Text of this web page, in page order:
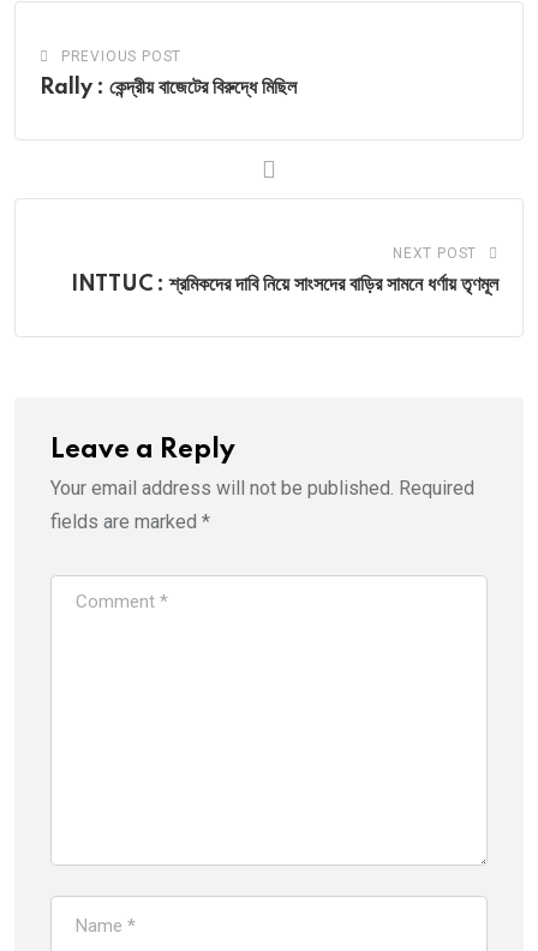
PREVIOUS POST
Rally : কেন্দ্রীয় বাজেটের বিরুদ্ধে মিছিল
NEXT POST
INTTUC : শ্রমিকদের দাবি নিয়ে সাংসদের বাড়ির সামনে ধর্ণায় তৃণমূল
Leave a Reply
Your email address will not be published. Required
fields are marked *